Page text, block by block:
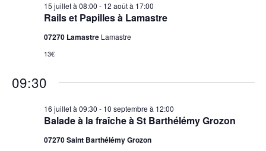
Rails et Papilles à Lamastre
15 juillet à 08:00 - 12 août à 17:00
07270 Lamastre Lamastre
13€
09:30
Balade à la fraîche à St Barthélémy Grozon
16 juillet à 09:30 - 10 septembre à 12:00
07270 Saint Barthélémy Grozon